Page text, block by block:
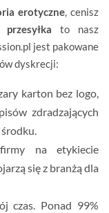
erotyczne, cenisz
to nasz
jest pakowane
dyskrecji:
karton bez logo,
zdradzających
na etykiecie
się z branżą dla
czas. Ponad 99%